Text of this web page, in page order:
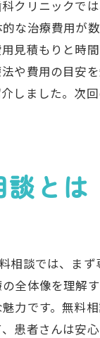
クリニックで
な治療費用が
見積もりと時
や費用の目安
しました。次
とは
相談では、ま
全体像を理解
力です。無料
患者さんは安